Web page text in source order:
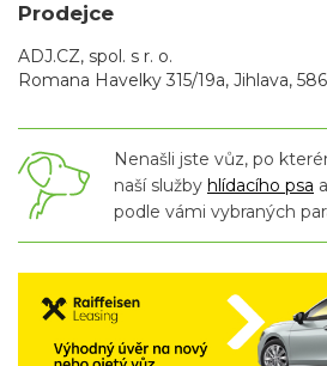
Prodejce
ADJ.CZ, spol. s r. o.
Romana Havelky 315/19a, Jihlava,
Nenašli jste vůz, po
naší služby hlídacího psa
podle vámi vybraných